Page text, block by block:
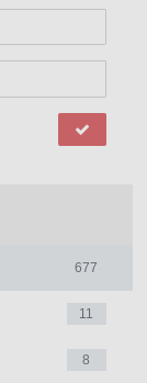
677
11
8